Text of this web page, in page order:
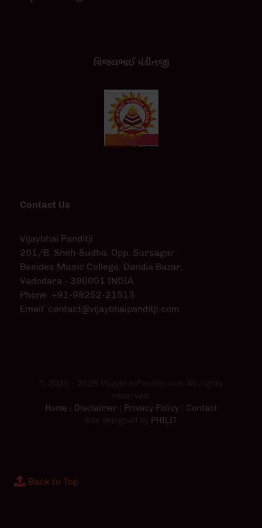
વિજયભાઈ પંડીતજી
Contact Us
Vijaybhai Panditji
201/B, Sneh-Sudha, Opp. Sursagar
Besides Music College, Dandia Bazar,
Vadodara - 390001 INDIA
Phone: +91-98252-21513
Email: contact@vijaybhaipanditji.com
Home
Disclaimer Privacy Policy
Contact
PHILIT.
Back to Top